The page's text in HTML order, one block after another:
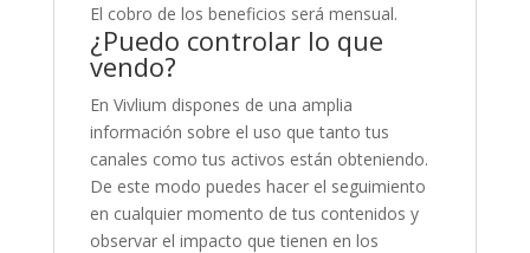
El cobro de los beneficios será mensual.
¿Puedo controlar lo que
vendo?
En Vivlium dispones de una amplia
información sobre el uso que tanto tus
canales como tus activos están obteniendo.
De este modo puedes hacer el seguimiento
en cualquier momento de tus contenidos y
observar el impacto que tienen en los